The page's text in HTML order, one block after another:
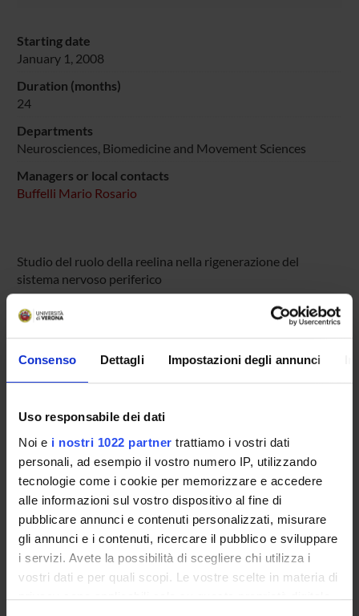
Consenso Dettagli Impostazioni degli annunci
Uso responsabile dei dati
Noi e i nostri 1022 partner trattiamo i vostri dati
personali, ad esempio il vostro numero IP, utilizzando
tecnologie come i cookie per memorizzare e accedere
alle informazioni sul vostro dispositivo al fine di
pubblicare annunci e contenuti personalizzati, misurare
gli annunci e i contenuti, ricercare il pubblico e sviluppare
i servizi. Avete la possibilità di scegliere chi utilizza i
vostri dati e per quali scopi. Le vostre scelte in materia di
privacy sono applicabili solo su questa proprietà digitale
Starting date
January 1, 2008
Duration (months)
24
Departments
Neurosciences, Biomedicine and Movement Sciences
Managers or local contacts
Buffelli Mario Rosario
Studio del ruolo della reelina nella rigenerazione del
sistema nervoso periferico
Mario Rosario Buffelli
Full Professor
Erika Lorenzetto
SECTIONS
Physiology and Psychology Section